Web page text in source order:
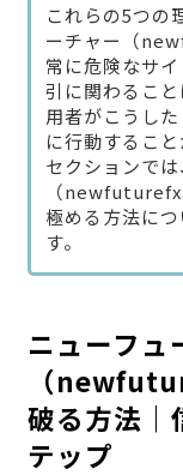
これらの5つの
ーチャー（
常に危険なサ
引に関わるこ
用者がこうし
に行動するこ
セクションで
（
極める方法に
す。
ニューフュ
（
破る方法｜
テップ